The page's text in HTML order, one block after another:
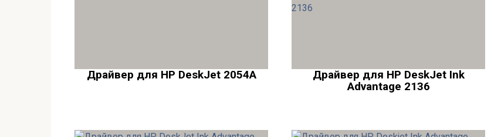
Драйвер для HP DeskJet 2054A
Драйвер для HP DeskJet Ink
Advantage 2136